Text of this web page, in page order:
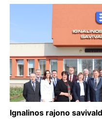
Ignalinos rajono